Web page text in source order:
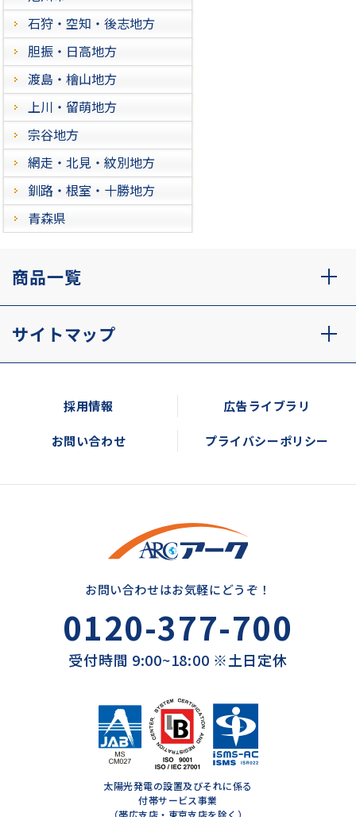
石狩・空知・後志地方
胆振・日高地方
渡島・檜山地方
上川・留萌地方
宗谷地方
網走・北見・紋別地方
釧路・根室・十勝地方
青森県
商品一覧
サイトマップ
採用情報 広告ライブラリ
お問い合わせ プライバシーポリシー
お問い合わせはお気軽にどうぞ！
0120-377-700
受付時間 9:00~18:00 ※土日定休
太陽光発電の設置及びそれに係る
付帯サービス事業
（帯広支店・東京支店を除く）